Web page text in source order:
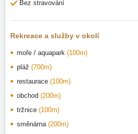
Bez stravování
Rekreace a služby v okolí
moře / aquapark (100m)
pláž (700m)
restaurace (100m)
obchod (200m)
tržnice (100m)
směnárna (200m)